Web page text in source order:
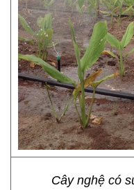
Cây nghệ có